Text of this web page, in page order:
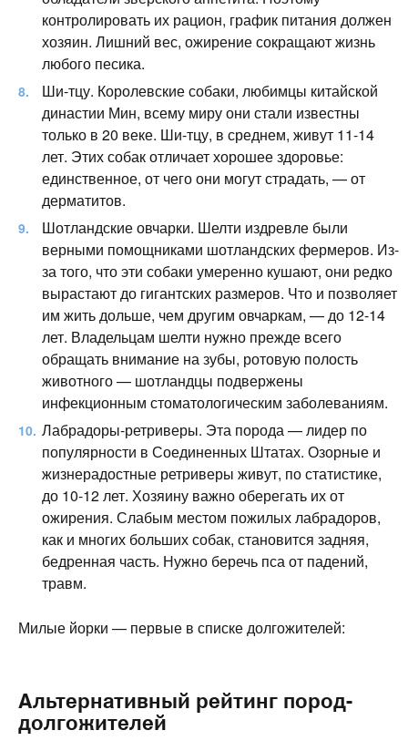
контролировать их рацион, график питания должен
хозяин. Лишний вес, ожирение сокращают жизнь
любого песика.
Ши-тцу. Королевские собаки, любимцы китайской
династии Мин, всему миру они стали известны
только в 20 веке. Ши-тцу, в среднем, живут 11-14
лет. Этих собак отличает хорошее здоровье:
единственное, от чего они могут страдать, — от
дерматитов.
Шотландские овчарки. Шелти издревле были
верными помощниками шотландских фермеров. Из-
за того, что эти собаки умеренно кушают, они редко
вырастают до гигантских размеров. Что и позволяет
им жить дольше, чем другим овчаркам, — до 12-14
лет. Владельцам шелти нужно прежде всего
обращать внимание на зубы, ротовую полость
животного — шотландцы подвержены
инфекционным стоматологическим заболеваниям.
Лабрадоры-ретриверы. Эта порода — лидер по
популярности в Соединенных Штатах. Озорные и
жизнерадостные ретриверы живут, по статистике,
до 10-12 лет. Хозяину важно оберегать их от
ожирения. Слабым местом пожилых лабрадоров,
как и многих больших собак, становится задняя,
бедренная часть. Нужно беречь пса от падений,
травм.
Милые йорки — первые в списке долгожителей:
Альтернативный рейтинг пород-
долгожителей